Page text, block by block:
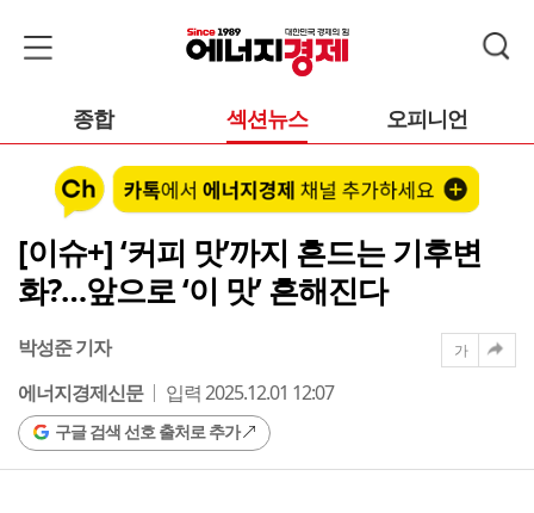
종합 섹션뉴스 오피니언
[이슈+] ‘커피 맛’까지 흔드는 기후변
화?…앞으로 ‘이 맛’ 흔해진다
박성준 기자
에너지경제신문
입력 2025.12.01 12:07
구글 검색 선호 출처로 추가
가